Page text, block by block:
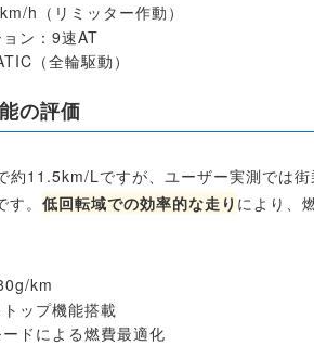
h（リミッター作動）
ン：9速AT
（全輪駆動）
の評価
約11.5km/Lですが、ユーザー実測では
す。低回転域での効率的な走り により、
km
ップ機能搭載
ドによる燃費最適化